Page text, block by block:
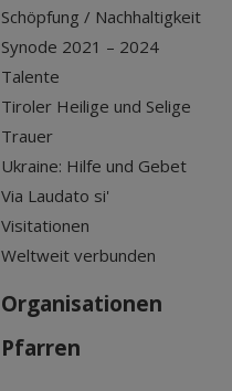
Schöpfung / Nachhaltigkeit
Synode 2021 – 2024
Talente
Tiroler Heilige und Selige
Trauer
Ukraine: Hilfe und Gebet
Via Laudato si'
Visitationen
Weltweit verbunden
Organisationen
Pfarren